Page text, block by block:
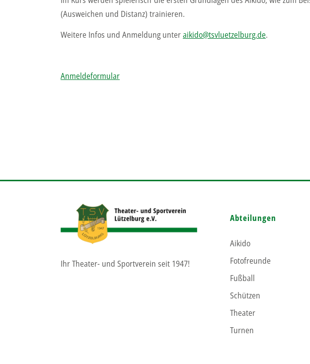
(Ausweichen und Distanz) trainieren.
Weitere Infos und Anmeldung unteraikido@tsvluetzelburg.de.
Anmeldeformular
Ihr Theater- und Sportverein seit 1947!
Abteilungen
Aikido
Fotofreunde
Fußball
Schützen
Theater
Turnen